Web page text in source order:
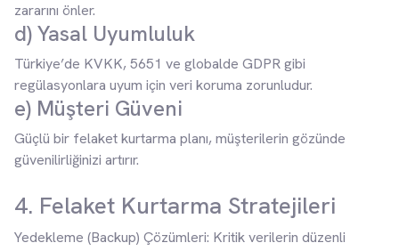
zararını önler.
d) Yasal Uyumluluk
Türkiye’de KVKK, 5651 ve globalde GDPR gibi
regülasyonlara uyum için veri koruma zorunludur.
e) Müşteri Güveni
Güçlü bir felaket kurtarma planı, müşterilerin gözünde
güvenilirliğinizi artırır.
4. Felaket Kurtarma Stratejileri
Yedekleme (Backup) Çözümleri: Kritik verilerin düzenli